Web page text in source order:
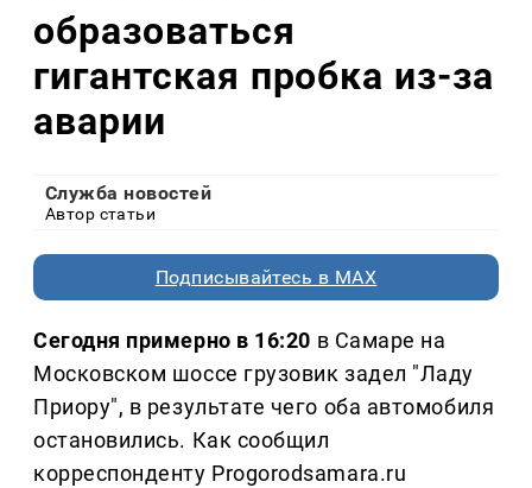
образоваться
гигантская пробка из-за
аварии
Служба новостей
Автор статьи
Подписывайтесь в MAX
Сегодня примерно в 16:20 в Самаре на
Московском шоссе грузовик задел "Ладу
Приору", в результате чего оба автомобиля
остановились. Как сообщил
корреспонденту Progorodsamara.ru